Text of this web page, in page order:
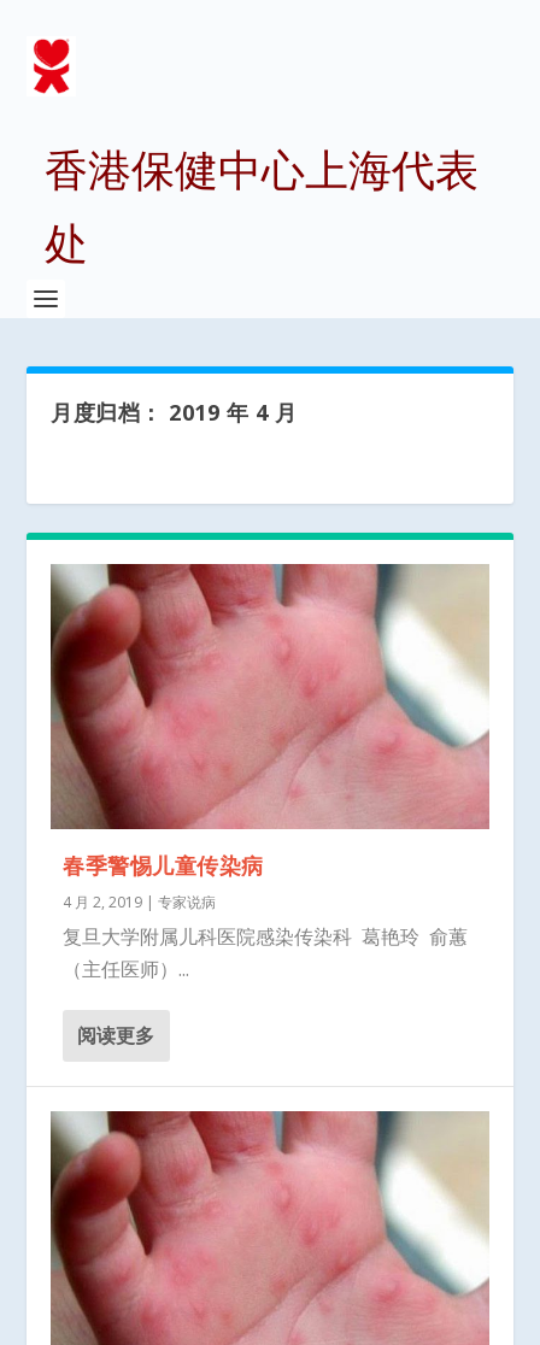
香港保健中心上海代表
处
月度归档： 2019 年 4 月
春季警惕儿童传染病
4 月 2, 2019 |专家说病
复旦大学附属儿科医院感染传染科 葛艳玲 俞蕙
（主任医师）...
阅读更多